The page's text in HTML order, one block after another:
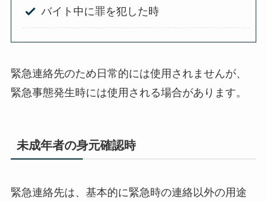
バイト中に罪を犯した時
緊急連絡先のため日常的には使用されませんが、
緊急事態発生時には使用される場合があります。
未成年者の身元確認時
緊急連絡先は、基本的に緊急時の連絡以外の用途